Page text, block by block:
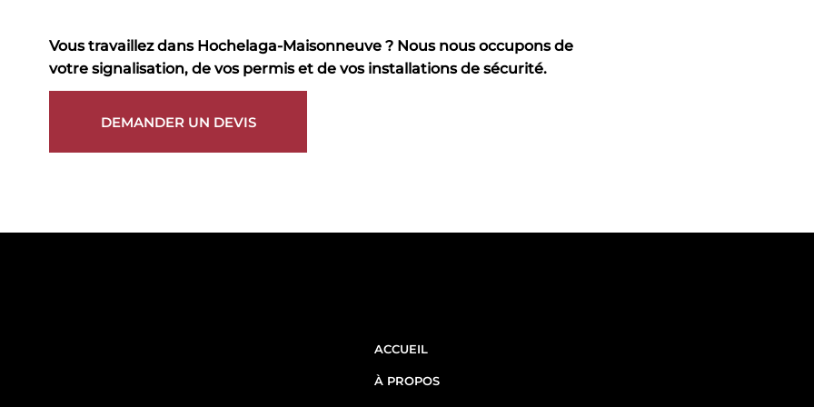
Vous travaillez dans Hochelaga-Maisonneuve ? Nous nous occupons de
votre signalisation, de vos permis et de vos installations de sécurité.
DEMANDER UN DEVIS
ACCUEIL
À PROPOS